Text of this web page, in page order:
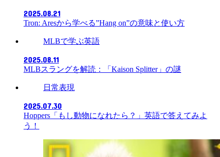
2025.08.21
Tron: Aresから学べる”Hang on”の意味と使い方
MLBで学ぶ英語
2025.08.11
MLBスラングを解読：「Kaison Splitter」の謎
日常表現
2025.07.30
Hoppers「もし動物になれたら？」英語で答えてみよ
う！